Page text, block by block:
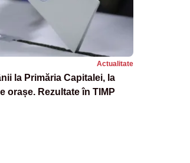
Actualitate
la Primăria Capitalei, la
orașe. Rezultate în TIMP